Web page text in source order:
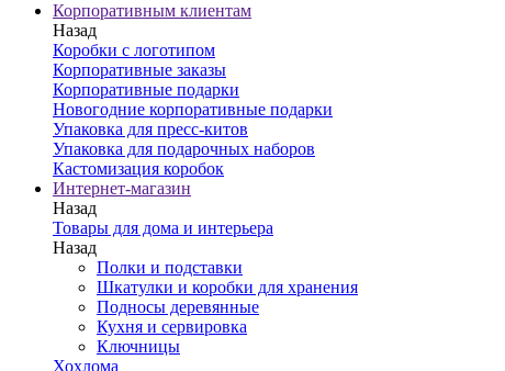
Корпоративным клиентам
Назад
Коробки с логотипом
Корпоративные заказы
Корпоративные подарки
Новогодние корпоративные подарки
Упаковка для пресс-китов
Упаковка для подарочных наборов
Кастомизация коробок
Интернет-магазин
Назад
Товары для дома и интерьера
Назад
Полки и подставки
Шкатулки и коробки для хранения
Подносы деревянные
Кухня и сервировка
Ключницы
Хохлома